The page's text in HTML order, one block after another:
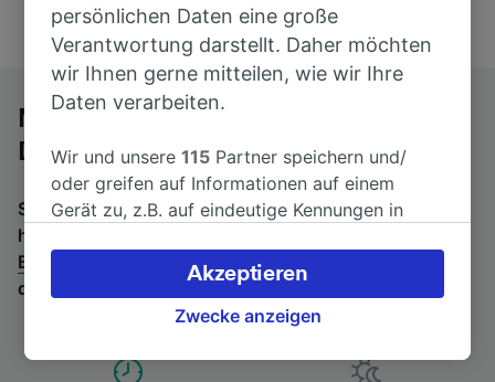
Mit dem Fernbus von Berlin nach
Darmstadt Hbf
Suchen Sie nach einem Rückfahrtticket? Dann bitte
hier entlang:
Berlin
Wenn Sie lieber mit dem Zug fahren, prüfen Sie
die
Züge von Berlin bis Darmstadt Hbf
persönlichen Daten eine große
Verantwortung darstellt. Daher möchten
wir Ihnen gerne mitteilen, wie wir Ihre
Daten verarbeiten.
Wir und unsere115 Partner speichern und/
oder greifen auf Informationen auf einem
Gerät zu, z.B. auf eindeutige Kennungen in
verarbeiten. Sie können Ihre Präferenzen
akzeptieren oder verwalten, einschließlich
Ihres Widerspruchsrechts bei berechtigtem
besuchen Sie jederzeit die Seite der
Zwecke anzeigen
Akzeptieren